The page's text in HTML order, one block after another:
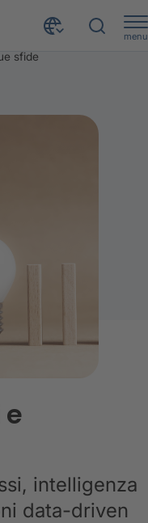
menu
sfide
intelligenza
data-driven